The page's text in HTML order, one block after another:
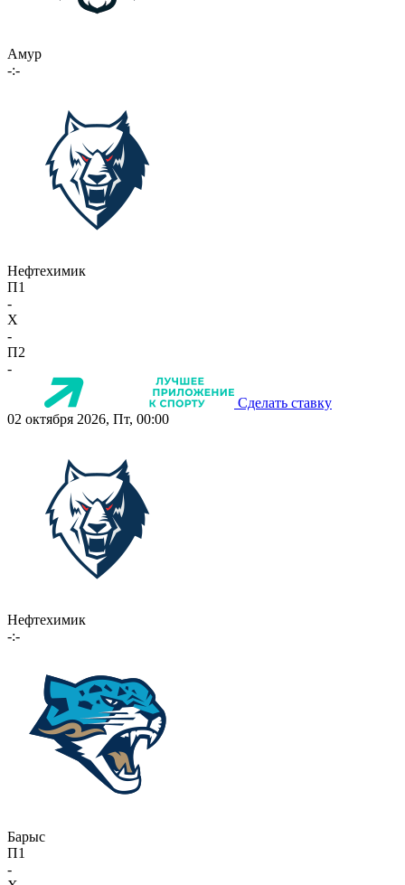
Амур
-:-
Нефтехимик
П1
-
X
-
П2
-
Сделать ставку
02 октября 2026, Пт, 00:00
Нефтехимик
-:-
Барыс
П1
-